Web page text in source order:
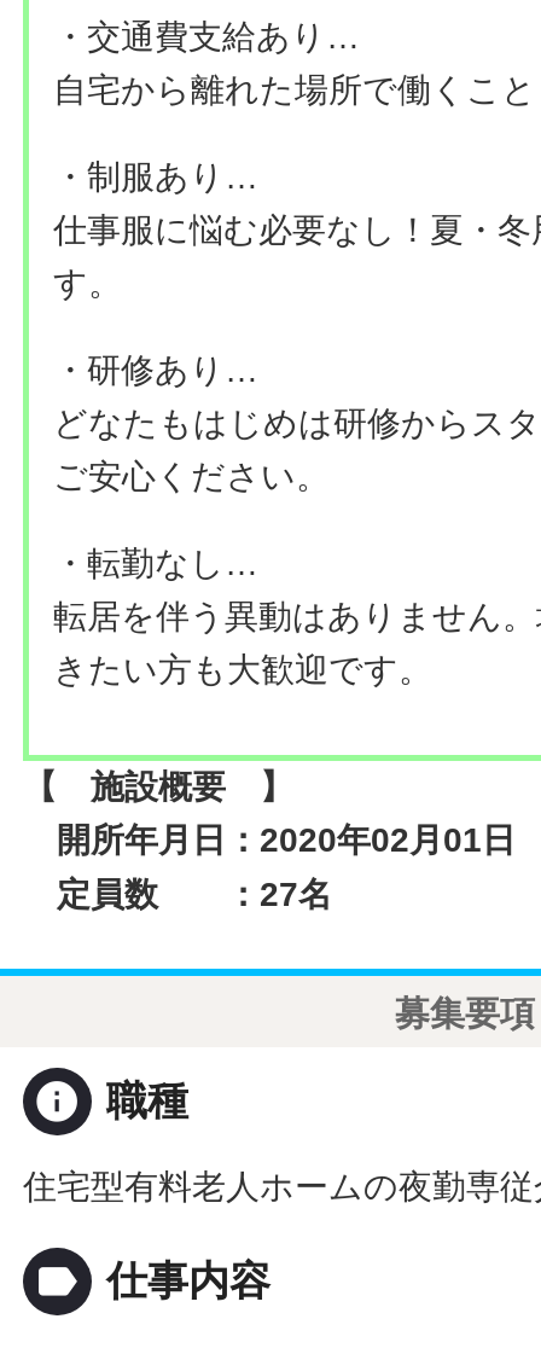
・交通費支給あり…
自宅から離れた場所で働くこ
・制服あり…
仕事服に悩む必要なし！夏・
す。
・研修あり…
どなたもはじめは研修からス
ご安心ください。
・転勤なし…
転居を伴う異動はありません
きたい方も大歓迎です。
【 施設概要 】
開所年月日：2020年02月01日
定員数 ：27名
募集要項
info 職種
住宅型有料老人ホームの夜勤専
label 仕事内容